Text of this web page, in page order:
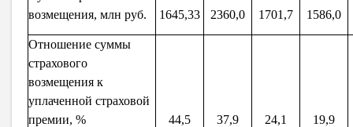
возмещения, млн руб.
1645,33 2360,0 1701,7 1586,0
Отношение суммы
страхового
возмещения к
уплаченной страховой
премии, %
44,5 37,9 24,1 19,9